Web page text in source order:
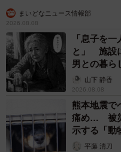
まいどなニュース情報部
2026.08.08
「息子を
と」 施設
男との暮ら
から】山下 静香
2026.08.08
熊本地震で
痛め… 被災
示する「動
平藤 清刀